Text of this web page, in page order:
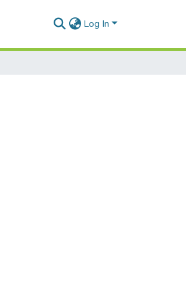
Log In